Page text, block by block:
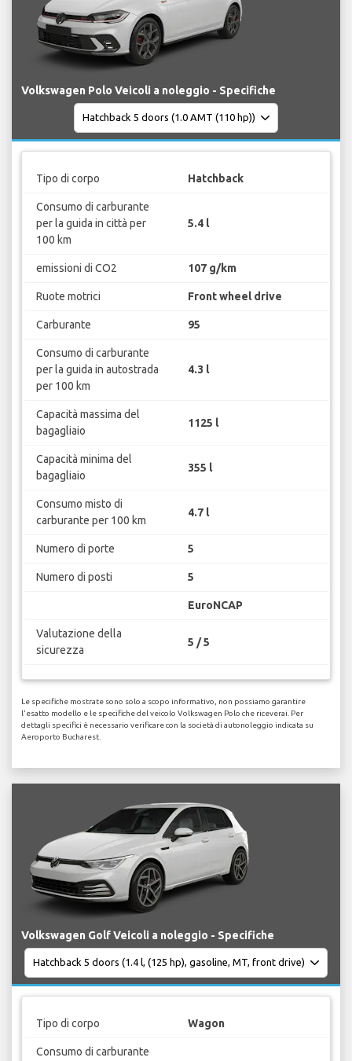
Volkswagen Polo Veicoli a noleggio - Specifiche
Tipo di corpo Hatchback
Consumo di carburante
per la guida in città per
100 km
5.4 l
emissioni di CO2 107 g/km
Ruote motrici Front wheel drive
Carburante 95
Consumo di carburante
per la guida in autostrada
per 100 km
4.3 l
Capacità massima del
bagagliaio
1125 l
Capacità minima del
bagagliaio
355 l
Consumo misto di
carburante per 100 km
4.7 l
Numero di porte 5
Numero di posti 5
EuroNCAP
Valutazione della
sicurezza
5 / 5
Le specifiche mostrate sono solo a scopo informativo, non possiamo garantire
l'esatto modello e le specifiche del veicolo Volkswagen Polo che riceverai. Per
dettagli specifici è necessario verificare con la società di autonoleggio indicata su
Aeroporto Bucharest.
Volkswagen Golf Veicoli a noleggio - Specifiche
Tipo di corpo Wagon
Consumo di carburante